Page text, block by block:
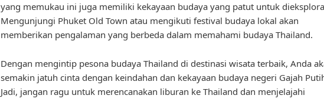
yang memukau ini juga memiliki kekayaan budaya yang patut untuk
Mengunjungi Phuket Old Town atau mengikuti festival budaya lokal akan
memberikan pengalaman yang berbeda dalam memahami budaya Thailand.
Dengan mengintip pesona budaya Thailand di destinasi wisata terbaik, Anda
semakin jatuh cinta dengan keindahan dan kekayaan budaya negeri Gajah
Jadi, jangan ragu untuk merencanakan liburan ke Thailand dan menjelajahi